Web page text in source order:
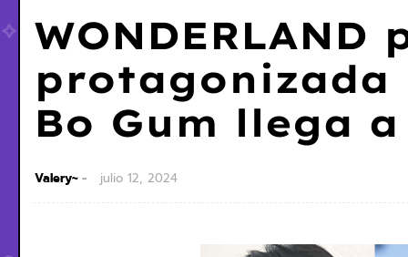
WONDERLAND
protagonizada
Bo Gum llega
Valery~ julio 12, 2024